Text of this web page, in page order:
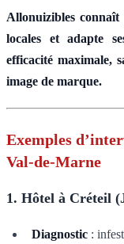
Allonuizibles connaît
locales et adapte
efficacité maximale,
image de marque.
Exemples
Val-de-Marne
1. Hôtel à Créteil
Diagnostic :